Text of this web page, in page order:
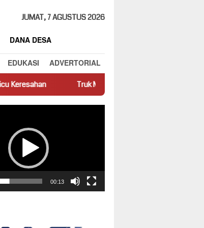
JUMAT, 7 AGUSTUS 2026
DANA DESA
EDUKASI ADVERTORIAL
Truk Miring Hambat Arus Lalu Lintas di Jalan
00:13